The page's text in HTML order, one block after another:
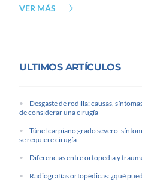
VER MÁS
ULTIMOS ARTÍCULOS
Desgaste de rodilla: causas,
de considerar una cirugía
Túnel carpiano grado severo:
se requiere cirugía
Diferencias entre ortopedia y
Radiografías ortopédicas: ¿qué